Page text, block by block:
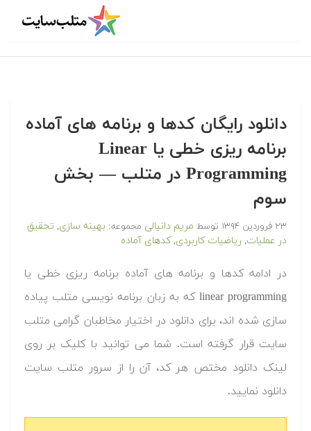
‫‫دانلود رایگان کدها و برنامه های آماده
برنامه ریزی خطی یا Linear
Programming در متلب — بخش
سوم
۲۳ فروردین ۱۳۹۴ توسط مریم دانیالی مجموعه: بهینه سازی, تحقیق
در عملیات, ریاضیات کاربردی,کدهای آماده
‫در ادامه کدها و برنامه های آماده برنامه ریزی خطی یا
linear programming که به زبان برنامه نویسی متلب پیاده
سازی شده اند، برای دانلود در اختیار مخاطبان گرامی متلب
سایت قرار گرفته است. شما می توانید با کلیک بر روی
لینک دانلود مختص هر کد، آن را از سرور متلب سایت
دانلود نمایید.‬